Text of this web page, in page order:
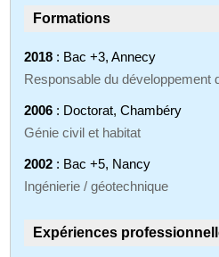
Formations
2018 : Bac +3, Annecy
Responsable du développement
2006 : Doctorat, Chambéry
Génie civil et habitat
2002 : Bac +5, Nancy
Ingénierie / géotechnique
Expériences